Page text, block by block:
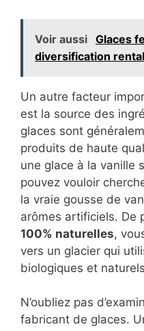
Voir aussi Glaces
diversification
Un autre facteur
est la source des
glaces sont
produits de haute
une glace à la vanille
pouvez vouloir
la vraie gousse de
arômes artificiels. De
100% naturelles,
vers un glacier qui
biologiques et
N’oubliez pas
fabricant de glaces.